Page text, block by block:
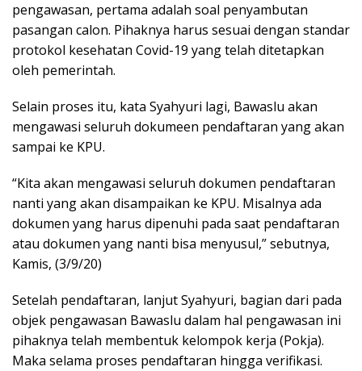
pengawasan, pertama adalah soal penyambutan
pasangan calon. Pihaknya harus sesuai dengan standar
protokol kesehatan Covid-19 yang telah ditetapkan
oleh pemerintah.
Selain proses itu, kata Syahyuri lagi, Bawaslu akan
mengawasi seluruh dokumeen pendaftaran yang akan
sampai ke KPU.
“Kita akan mengawasi seluruh dokumen pendaftaran
nanti yang akan disampaikan ke KPU. Misalnya ada
dokumen yang harus dipenuhi pada saat pendaftaran
atau dokumen yang nanti bisa menyusul,” sebutnya,
Kamis, (3/9/20)
Setelah pendaftaran, lanjut Syahyuri, bagian dari pada
objek pengawasan Bawaslu dalam hal pengawasan ini
pihaknya telah membentuk kelompok kerja (Pokja).
Maka selama proses pendaftaran hingga verifikasi.